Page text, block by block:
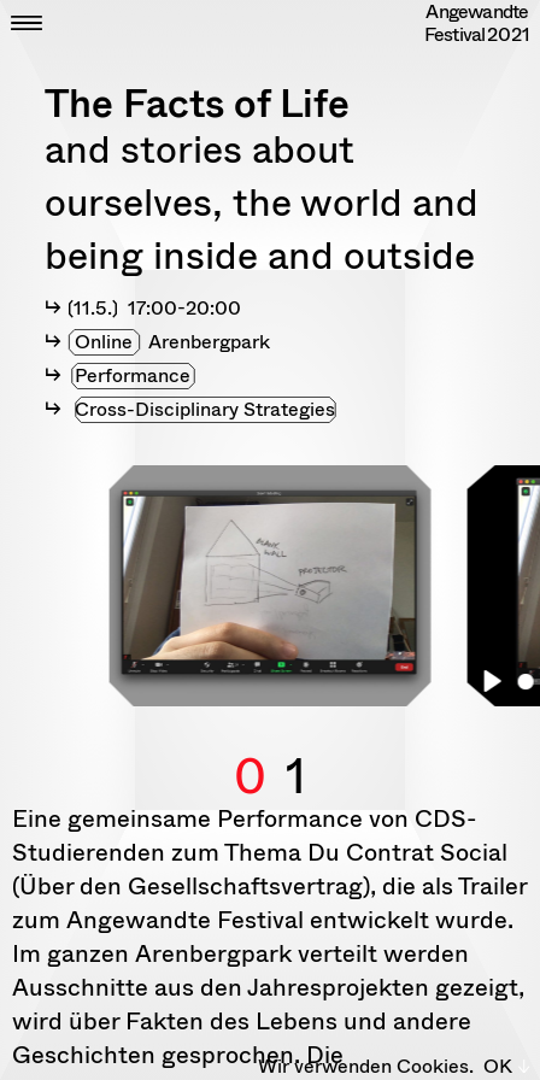
Skip
to
Angewandte
Festival2021
ZEIT
RANDOM
IMPRESSUM
The Facts of Life
and stories about
ourselves, the world and
being inside and outside
〔11.5.〕 17:00-20:00
Online
Arenbergpark
Performance
Cross-Disciplinary Strategies
0 1
Eine gemeinsame Performance von CDS-
Studierenden zum Thema Du Contrat Social
(Über den Gesellschaftsvertrag), die als Trailer
zum Angewandte Festival entwickelt wurde.
Im ganzen Arenbergpark verteilt werden
Ausschnitte aus den Jahresprojekten gezeigt,
wird über Fakten des Lebens und andere
Geschichten gesprochen. DieWir verwenden Cookies. OK